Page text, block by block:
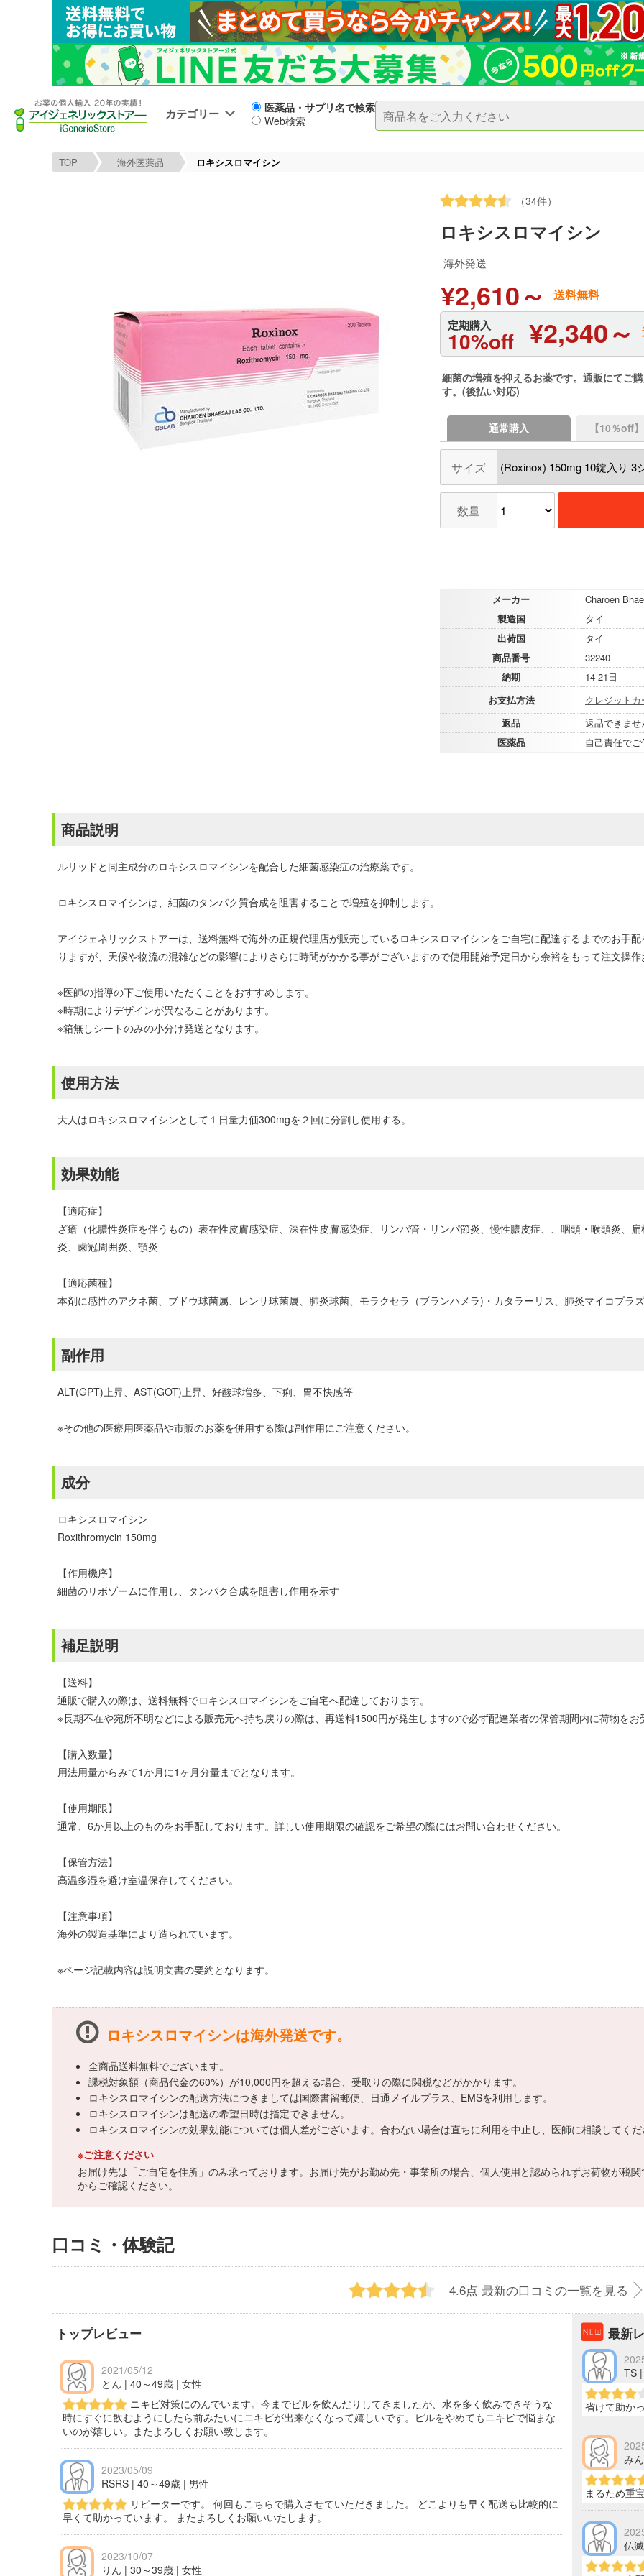
カテゴリー
医薬品・サプリ名で検索
Web検索
TOP 海外医薬品 ロキシスロマイシン
（34件）
ロキシスロマイシン
海外発送
¥2,610～ 送料無料
定期購入
10%off ¥2,340～
細菌の増殖を抑えるお薬です。通販にてご
す。(後払い対応)
通常購入 【10％off
サイズ
数量
メーカー
Charoen
製造国
タイ
出荷国
タイ
商品番号
32240
納期
14-21日
お支払方法
クレジットカ
返品
返品できま
医薬品
自己責任で
商品説明
ルリッドと同主成分のロキシスロマイシンを配合した細菌感染症の治療薬です。
ロキシスロマイシンは、細菌のタンパク質合成を阻害することで増殖を抑制します。
アイジェネリックストアーは、送料無料で海外の正規代理店が販売しているロキシスロマイシンをご自宅に配達するまでのお手
りますが、天候や物流の混雑などの影響によりさらに時間がかかる事がございますので使用開始予定日から余裕をもって注文操作
※医師の指導の下ご使用いただくことをおすすめします。
※時期によりデザインが異なることがあります。
※箱無しシートのみの小分け発送となります。
使用方法
大人はロキシスロマイシンとして１日量力価300mgを２回に分割し使用する。
効果効能
【適応症】
ざ瘡（化膿性炎症を伴うもの）表在性皮膚感染症、深在性皮膚感染症、リンパ管・リンパ節炎、慢性膿皮症、、咽頭・喉頭炎、
炎、歯冠周囲炎、顎炎
【適応菌種】
本剤に感性のアクネ菌、ブドウ球菌属、レンサ球菌属、肺炎球菌、モラクセラ（ブランハメラ)・カタラーリス、肺炎マイコプラ
副作用
ALT(GPT)上昇、AST(GOT)上昇、好酸球増多、下痢、胃不快感等
※その他の医療用医薬品や市販のお薬を併用する際は副作用にご注意ください。
成分
ロキシスロマイシン
Roxithromycin 150mg
【作用機序】
細菌のリボゾームに作用し、タンパク合成を阻害し作用を示す
補足説明
【送料】
通販で購入の際は、送料無料でロキシスロマイシンをご自宅へ配達しております。
※長期不在や宛所不明などによる販売元へ持ち戻りの際は、再送料1500円が発生しますので必ず配達業者の保管期間内に荷物をお
【購入数量】
用法用量からみて1か月に1ヶ月分量までとなります。
【使用期限】
通常、6か月以上のものをお手配しております。詳しい使用期限の確認をご希望の際にはお問い合わせください。
【保管方法】
高温多湿を避け室温保存してください。
【注意事項】
海外の製造基準により造られています。
※ページ記載内容は説明文書の要約となります。
ロキシスロマイシンは海外発送です。
全商品送料無料でございます。
課税対象額（商品代金の60%）が10,000円を超える場合、受取りの際に関税などがかかります。
ロキシスロマイシンの配送方法につきましては国際書留郵便、日通メイルプラス、EMSを利用します。
ロキシスロマイシンは配送の希望日時は指定できません。
ロキシスロマイシンの効果効能については個人差がございます。合わない場合は直ちに利用を中止し、医師に相談してくだ
※ご注意ください
お届け先は「ご自宅を住所」のみ承っております。お届け先がお勤め先・事業所の場合、個人使用と認められずお荷物が税
からご確認ください。
口コミ・体験記
4.6点 最新の口コミの一覧を見る
トップレビュー
2021/05/12
とん | 40～49歳 | 女性
ニキビ対策にのんでいます。今までピルを飲んだりしてきましたが、水を多く飲みできそうな
時にすぐに飲むようにしたら前みたいにニキビが出来なくなって嬉しいです。ピルをやめてもニキビで悩まな
いのが嬉しい。またよろしくお願い致します。
2023/05/09
RSRS | 40～49歳 | 男性
リピーターです。 何回もこちらで購入させていただきました。 どこよりも早く配送も比較的に
早くて助かっています。 またよろしくお願いいたします。
2023/10/07
りん | 30～39歳 | 女性
最新
TS
省けて助か
み
まるため重
仏